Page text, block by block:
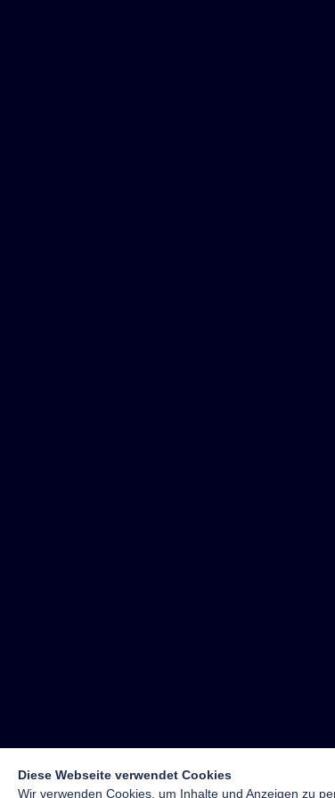
Diese Webseite verwendet Cookies
Wir verwenden Cookies, um Inhalte und Anzeigen zu